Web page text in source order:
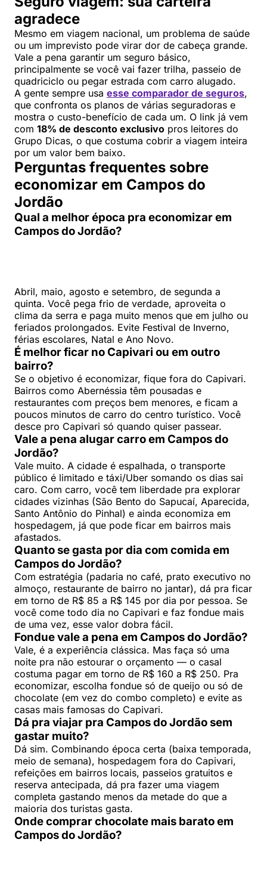
agradece
Mesmo em viagem nacional, um problema de saúde
ou um imprevisto pode virar dor de cabeça grande.
Vale a pena garantir um seguro básico,
principalmente se você vai fazer trilha, passeio de
quadriciclo ou pegar estrada com carro alugado.
A gente sempre usa esse comparador de seguros,
que confronta os planos de várias seguradoras e
mostra o custo-benefício de cada um. O link já vem
com 18% de desconto exclusivo pros leitores do
Grupo Dicas, o que costuma cobrir a viagem inteira
por um valor bem baixo.
Perguntas frequentes sobre
economizar em Campos do
Jordão
Qual a melhor época pra economizar em
Campos do Jordão?
Abril, maio, agosto e setembro, de segunda a
quinta. Você pega frio de verdade, aproveita o
clima da serra e paga muito menos que em julho ou
feriados prolongados. Evite Festival de Inverno,
férias escolares, Natal e Ano Novo.
É melhor ficar no Capivari ou em outro
bairro?
Se o objetivo é economizar, fique fora do Capivari.
Bairros como Abernéssia têm pousadas e
restaurantes com preços bem menores, e ficam a
poucos minutos de carro do centro turístico. Você
desce pro Capivari só quando quiser passear.
Vale a pena alugar carro em Campos do
Jordão?
Vale muito. A cidade é espalhada, o transporte
público é limitado e táxi/Uber somando os dias sai
caro. Com carro, você tem liberdade pra explorar
cidades vizinhas (São Bento do Sapucaí, Aparecida,
Santo Antônio do Pinhal) e ainda economiza em
hospedagem, já que pode ficar em bairros mais
afastados.
Quanto se gasta por dia com comida em
Campos do Jordão?
Com estratégia (padaria no café, prato executivo no
almoço, restaurante de bairro no jantar), dá pra ficar
em torno de R$ 85 a R$ 145 por dia por pessoa. Se
você come todo dia no Capivari e faz fondue mais
de uma vez, esse valor dobra fácil.
Fondue vale a pena em Campos do Jordão?
Vale, é a experiência clássica. Mas faça só uma
noite pra não estourar o orçamento — o casal
costuma pagar em torno de R$ 160 a R$ 250. Pra
economizar, escolha fondue só de queijo ou só de
chocolate (em vez do combo completo) e evite as
casas mais famosas do Capivari.
Dá pra viajar pra Campos do Jordão sem
gastar muito?
Dá sim. Combinando época certa (baixa temporada,
meio de semana), hospedagem fora do Capivari,
refeições em bairros locais, passeios gratuitos e
reserva antecipada, dá pra fazer uma viagem
completa gastando menos da metade do que a
maioria dos turistas gasta.
Onde comprar chocolate mais barato em
Campos do Jordão?